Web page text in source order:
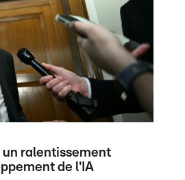
ralentissement
de l'IA